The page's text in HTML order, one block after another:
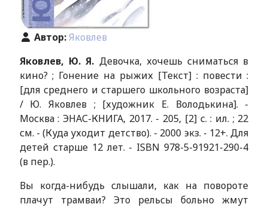
Автор:Яковлев
Яковлев, Ю. Я. Девочка, хочешь сниматься в
кино? ; Гонение на рыжих [Текст] : повести :
[для среднего и старшего школьного возраста]
/ Ю. Яковлев ; [художник Е. Володькина]. -
Москва : ЭНАС-КНИГА, 2017. - 205, [2] с. : ил. ; 22
см. - (Куда уходит детство). - 2000 экз. - 12+. Для
детей старше 12 лет. - ISBN 978-5-91921-290-4
(в пер.).
Вы когда-нибудь слышали, как на повороте
плачут трамваи? Это рельсы больно жмут